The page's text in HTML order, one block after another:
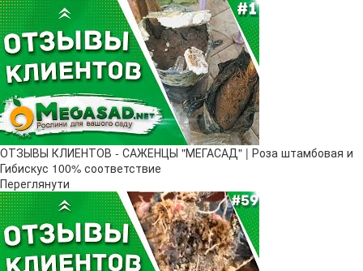
ОТЗЫВЫ КЛИЕНТОВ - САЖЕНЦЫ "МЕГАСАД" | Роза штамбовая и
Гибискус 100% соответствие
Переглянути